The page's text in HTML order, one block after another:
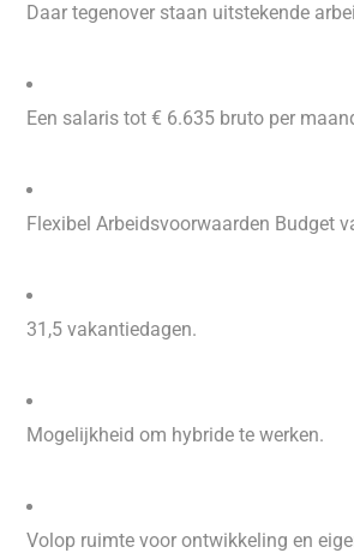
Daar tegenover staan uitstekende
Een salaris tot € 6.635 bruto per
Flexibel Arbeidsvoorwaarden Budget
31,5 vakantiedagen.
Mogelijkheid om hybride te werken.
Volop ruimte voor ontwikkeling en